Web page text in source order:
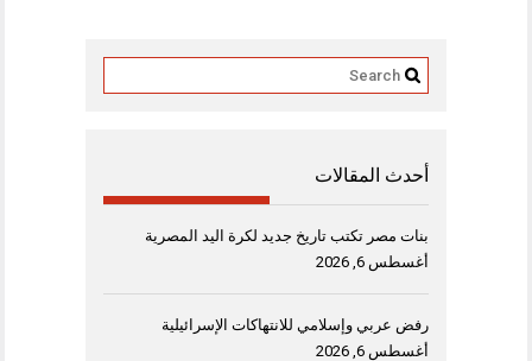
أحدث المقالات
بنات مصر تكتب تاريخ جديد لكرة اليد المصرية
أغسطس 6, 2026
رفض عربي وإسلامي للانتهاكات الإسرائيلية
أغسطس 6, 2026